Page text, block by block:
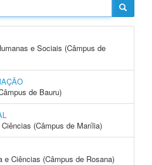
e Sociais (Câmpus de
de Bauru)
(Câmpus de Marília)
e Ciências (Câmpus de Rosana)